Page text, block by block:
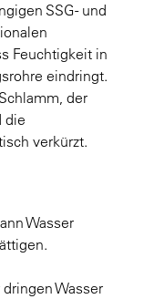
SSG- und
Feuchtigkeit in
eindringt.
der
die
verkürzt.
Wasser
Wasser